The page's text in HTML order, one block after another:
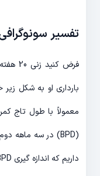
تفسیر
فرض
بارداری او به شکل
داریم که اندازه گیری BPD در حدود 46 میلی متر را ببینیم.